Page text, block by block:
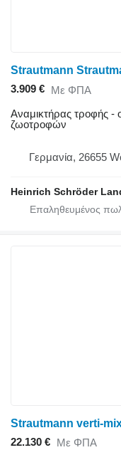
Strautmann
3.909 € Με ΦΠΑ
Αναμικτήρας τροφής -
ζωοτροφών
Γερμανία, 26655
Heinrich Schröder
Strautmann verti-
22.130 € Με ΦΠΑ